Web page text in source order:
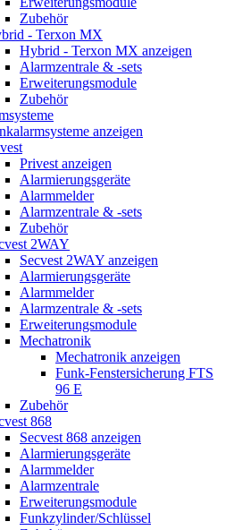
Zubehör
- Terxon MX
Hybrid - Terxon MX anzeigen
Alarmzentrale & -sets
Erweiterungsmodule
Zubehör
anzeigen
Privest anzeigen
Alarmierungsgeräte
Alarmmelder
Alarmzentrale & -sets
Zubehör
2WAY
Secvest 2WAY anzeigen
Alarmierungsgeräte
Alarmmelder
Alarmzentrale & -sets
Erweiterungsmodule
Mechatronik
Mechatronik anzeigen
Funk-Fenstersicherung FTS
96 E
Zubehör
868
Secvest 868 anzeigen
Alarmierungsgeräte
Alarmmelder
Alarmzentrale
Erweiterungsmodule
Funkzylinder/Schlüssel